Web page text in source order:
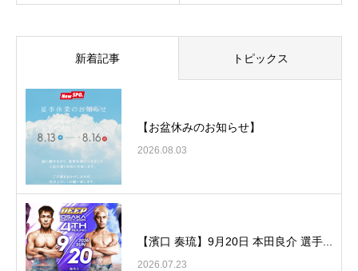
新着記事 トピックス
【お盆休みのお知らせ】
2026.08.03
【濱口 奏琉】9月20日 本田良介 選手...
2026.07.23